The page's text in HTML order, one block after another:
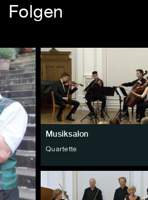
Folgen
Musiksalon
Quartette